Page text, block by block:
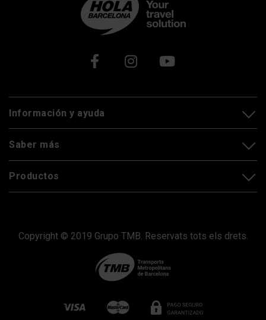
Xarxes socials
Información y ayuda
Saber más
Productos
Copyright © 2019 Grupo TMB. Reservats tots els drets.